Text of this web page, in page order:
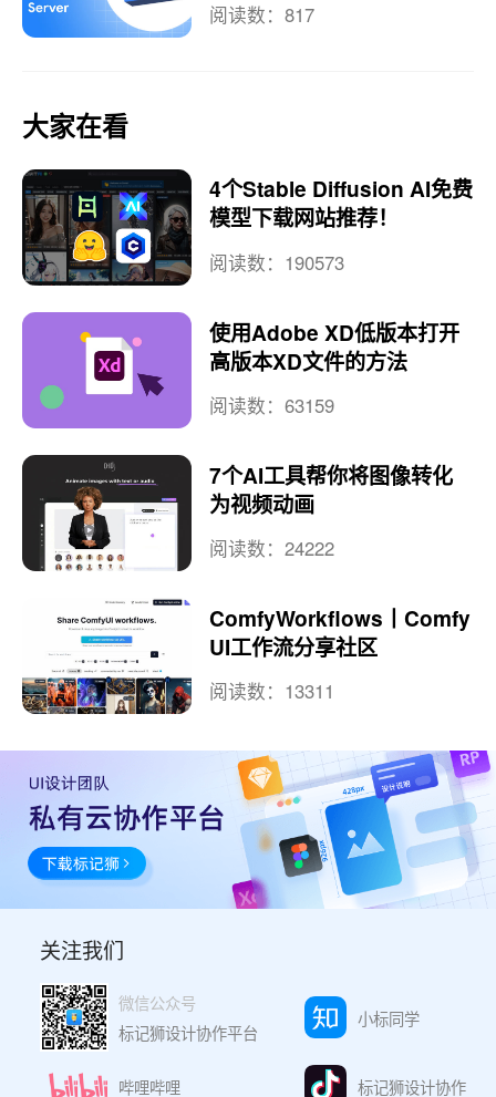
阅读数：817
大家在看
4个Stable Diffusion AI免费
模型下载网站推荐！
阅读数：190573
使用Adobe XD低版本打开
高版本XD文件的方法
阅读数：63159
7个AI工具帮你将图像转化
为视频动画
阅读数：24222
ComfyWorkflows丨Comfy
UI工作流分享社区
阅读数：13311
关注我们
微信公众号
标记狮设计协作平台
小标同学
哔哩哔哩 标记狮设计协作